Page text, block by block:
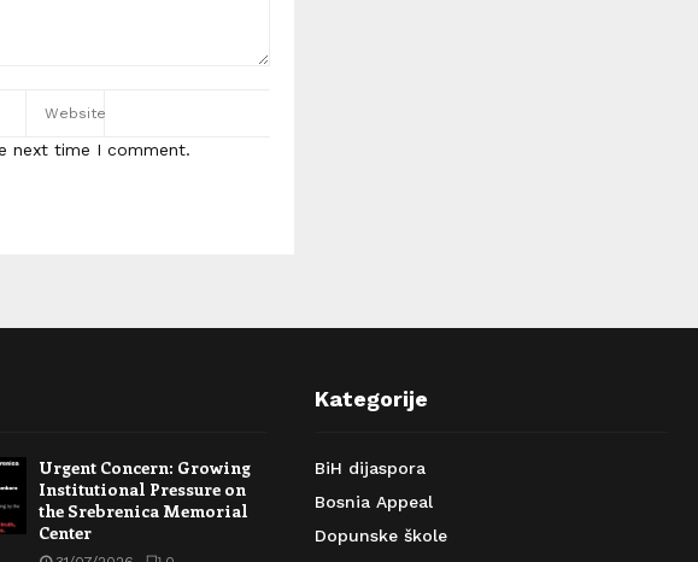
next time I comment.
Urgent Concern: Growing
Institutional Pressure on
the Srebrenica Memorial
Center
Kategorije
BiH dijaspora
Bosnia Appeal
Dopunske škole